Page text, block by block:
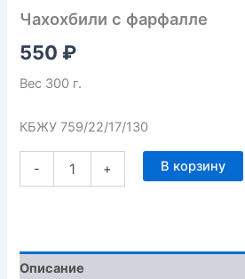
Чахохбили с фарфалле
550 ₽
Вес 300 г.
КБЖУ 759/22/17/130
- + В корзину
Описание